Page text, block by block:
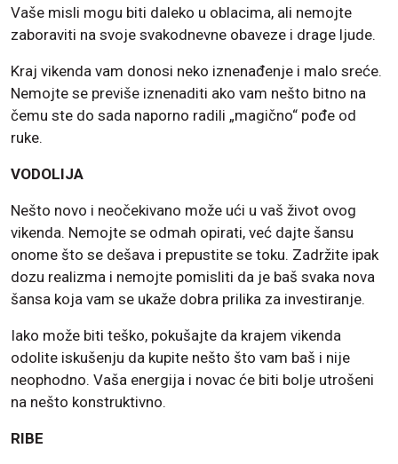
Vaše misli mogu biti daleko u oblacima, ali nemojte
zaboraviti na svoje svakodnevne obaveze i drage ljude.
Kraj vikenda vam donosi neko iznenađenje i malo sreće.
Nemojte se previše iznenaditi ako vam nešto bitno na
čemu ste do sada naporno radili „magično“ pođe od
ruke.
VODOLIJA
Nešto novo i neočekivano može ući u vaš život ovog
vikenda. Nemojte se odmah opirati, već dajte šansu
onome što se dešava i prepustite se toku. Zadržite ipak
dozu realizma i nemojte pomisliti da je baš svaka nova
šansa koja vam se ukaže dobra prilika za investiranje.
Iako može biti teško, pokušajte da krajem vikenda
odolite iskušenju da kupite nešto što vam baš i nije
neophodno. Vaša energija i novac će biti bolje utrošeni
na nešto konstruktivno.
RIBE